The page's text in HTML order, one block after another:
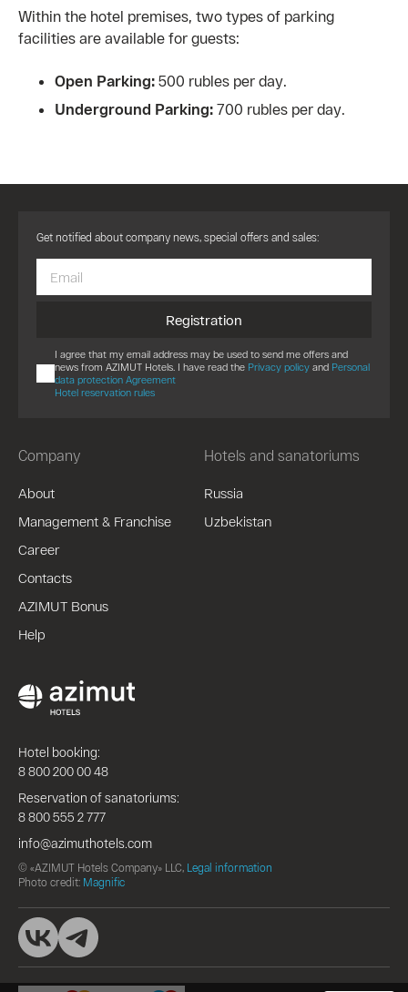
Within the hotel premises, two types of parking
facilities are available for guests:
Open Parking: 500 rubles per day.
Underground Parking: 700 rubles per day.
Company
About
Management & Franchise
Career
Contacts
AZIMUT Bonus
Help
Hotels and sanatoriums
Russia
Uzbekistan
Get notified about company news, special offers and sales:
Registration
I agree that my email address may be used to send me offers and
news from AZIMUT Hotels. I have read the Privacy policy and Personal
data protection Agreement
Hotel reservation rules
Hotel booking:
8 800 200 00 48
Reservation of sanatoriums:
8 800 555 2 777
info@azimuthotels.com
© «AZIMUT Hotels Company» LLC, Legal information
Photo credit: Magnific